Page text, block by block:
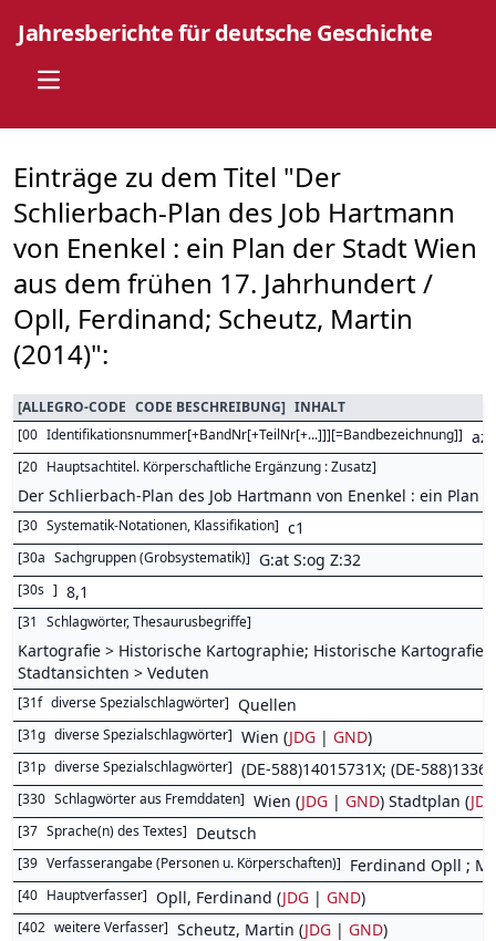
Jahresberichte für deutsche Geschichte
Open main menu
Einträge zu dem Titel "Der
Schlierbach-Plan des Job Hartmann
von Enenkel : ein Plan der Stadt Wien
aus dem frühen 17. Jahrhundert /
Opll, Ferdinand; Scheutz, Martin
(2014)":
[ALLEGRO-CODE CODE BESCHREIBUNG] INHALT
[00 Identifikationsnummer[+BandNr[+TeilNr[+...]]][=Bandbezeichnung]]
[20 Hauptsachtitel. Körperschaftliche Ergänzung : Zusatz]
Der Schlierbach-Plan des Job Hartmann von Enenkel : ein
[30 Systematik-Notationen, Klassifikation] c1
[30a Sachgruppen (Grobsystematik)] G:at S:og Z:32
[30s ] 8,1
[31 Schlagwörter, Thesaurusbegriffe]
Kartografie > Historische Kartographie; Historische
Stadtansichten > Veduten
[31f diverse Spezialschlagwörter] Quellen
[31g diverse Spezialschlagwörter] Wien (JDG | GND)
[31p diverse Spezialschlagwörter] (DE-588)14015731X; (DE-
[330 Schlagwörter aus Fremddaten] Wien (JDG | GND) Stadtplan (JDG
[37 Sprache(n) des Textes] Deutsch
[39 Verfasserangabe (Personen u. Körperschaften)] Ferdinand Opll ;
[40 Hauptverfasser] Opll, Ferdinand (JDG | GND)
[402 weitere Verfasser] Scheutz, Martin (JDG | GND)